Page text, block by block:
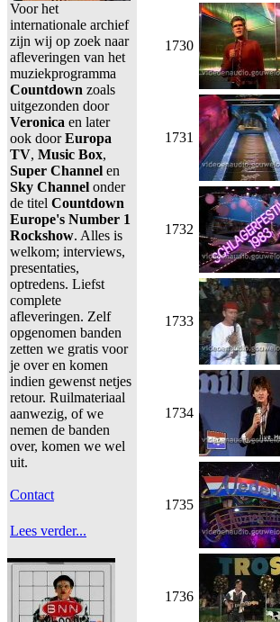
Voor het
internationale archief
zijn wij op zoek naar
afleveringen van het
muziekprogramma
Countdown zoals
uitgezonden door
Veronica en later
ook doorEuropa
TV, Music Box,
Super Channel en
Sky Channel onder
de titel Countdown
Europe's Number 1
Rockshow. Alles is
welkom; interviews,
presentaties,
optredens. Liefst
complete
afleveringen. Zelf
opgenomen banden
zetten we gratis voor
je over en komen
indien gewenst netjes
retour. Ruilmateriaal
aanwezig, of we
nemen de banden
over, komen we wel
uit.
Contact
Lees verder...
1730
1731
1732
1733
1734
1735
1736